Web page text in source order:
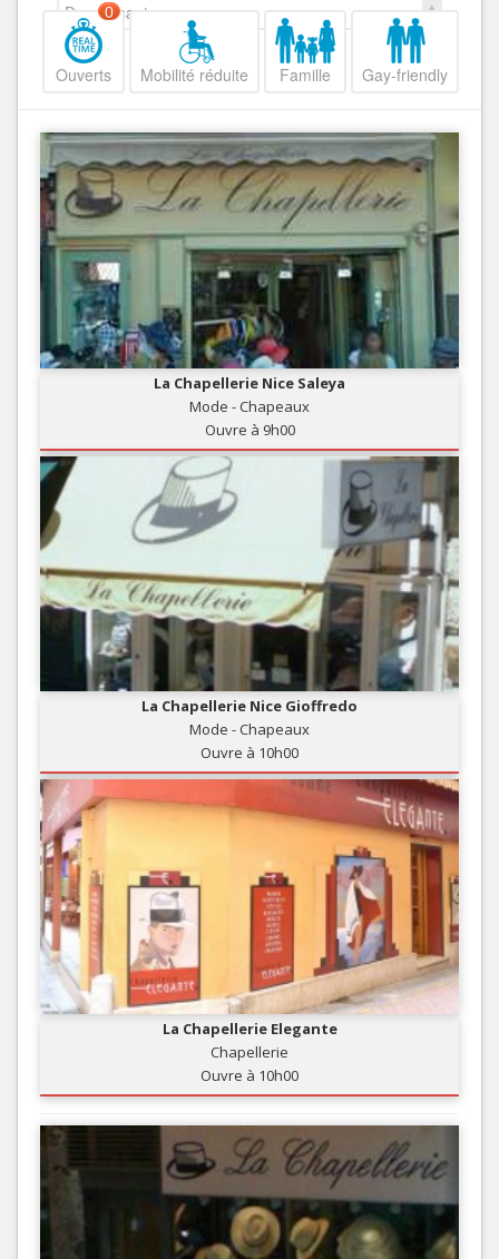
Decroissant
Ouverts
0
Mobilité réduite Famille Gay-friendly
La Chapellerie Nice Saleya
Mode - Chapeaux
Ouvre à 9h00
La Chapellerie Nice Gioffredo
Mode - Chapeaux
Ouvre à 10h00
La Chapellerie Elegante
Chapellerie
Ouvre à 10h00